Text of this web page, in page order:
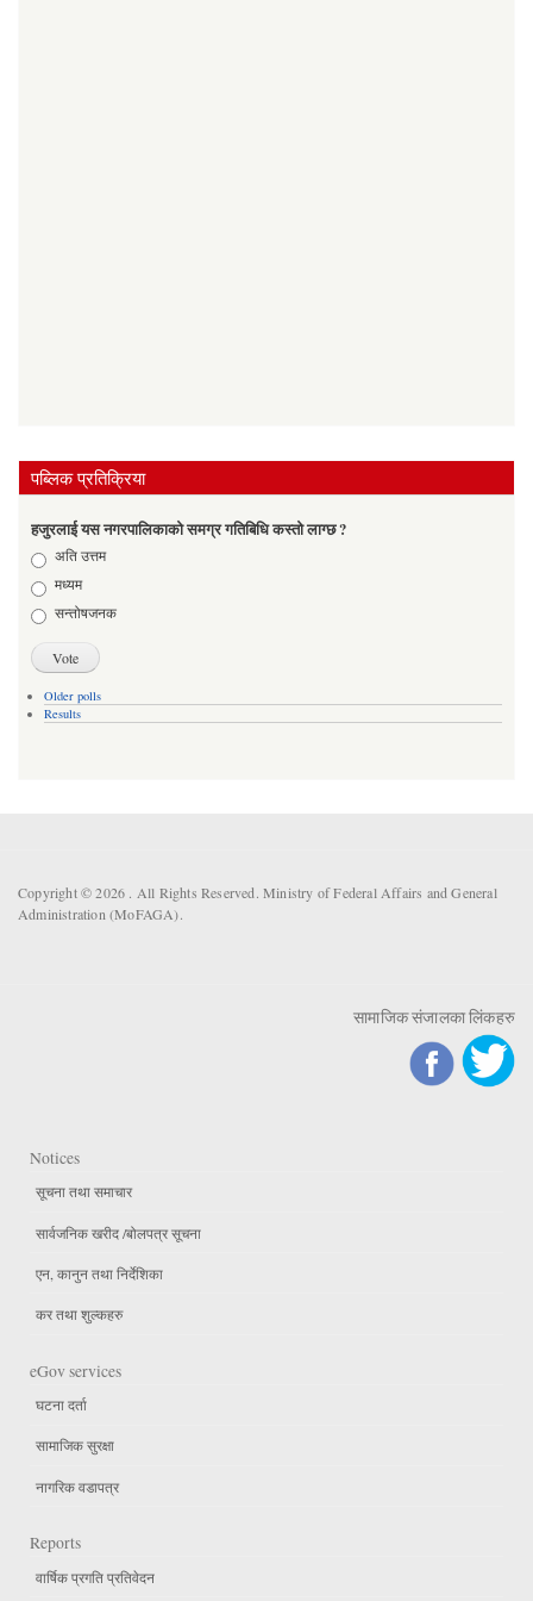
पब्लिक प्रतिक्रिया
हजुरलाई यस नगरपालिकाको समग्र गतिबिधि कस्तो लाग्छ ?
Choicesअति उत्तम
मध्यम
सन्तोषजनक
Older polls
Results
Copyright © 2026 . All Rights Reserved. Ministry of Federal Affairs and General
Administration (MoFAGA).
सामाजिक संजालका लिंकहरु
Notices
सूचना तथा समाचार
सार्वजनिक खरीद /बोलपत्र सूचना
एन, कानुन तथा निर्देशिका
कर तथा शुल्कहरु
eGov services
घटना दर्ता
सामाजिक सुरक्षा
नागरिक वडापत्र
Reports
वार्षिक प्रगति प्रतिवेदन